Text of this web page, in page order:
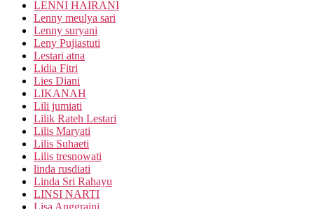
LENNI HAIRANI
Lenny meulya sari
Lenny suryani
Leny Pujiastuti
Lestari atna
Lidia Fitri
Lies Diani
LIKANAH
Lili jumiati
Lilik Rateh Lestari
Lilis Maryati
Lilis Suhaeti
Lilis tresnowati
linda rusdiati
Linda Sri Rahayu
LINSI NARTI
Lisa Anggraini